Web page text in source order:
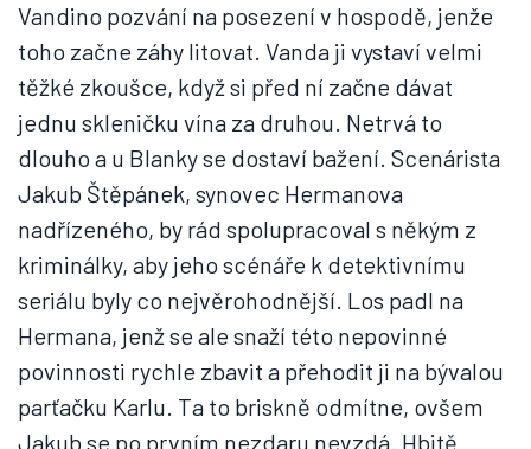
Vandino pozvání na posezení v hospodě, jenže
toho začne záhy litovat. Vanda ji vystaví velmi
těžké zkoušce, když si před ní začne dávat
jednu skleničku vína za druhou. Netrvá to
dlouho a u Blanky se dostaví bažení. Scenárista
Jakub Štěpánek, synovec Hermanova
nadřízeného, by rád spolupracoval s někým z
kriminálky, aby jeho scénáře k detektivnímu
seriálu byly co nejvěrohodnější. Los padl na
Hermana, jenž se ale snaží této nepovinné
povinnosti rychle zbavit a přehodit ji na bývalou
parťačku Karlu. Ta to briskně odmítne, ovšem
Jakub se po prvním nezdaru nevzdá. Hbitě